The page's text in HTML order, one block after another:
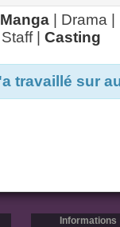
Manga| Drama |
Staff | Casting
travaillé sur
Informations